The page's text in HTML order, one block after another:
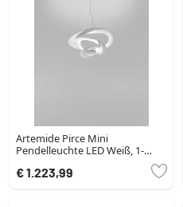
Artemide Pirce Mini
Pendelleuchte LED Weiß, 1-
€ 1.223,99